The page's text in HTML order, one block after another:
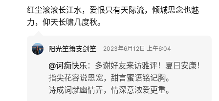
红尘滚滚长江水，爱恨只有天际流，倾城思念也魅
力，仰天长啸几度秋。
阳光笙箫支剑笙 2023年6月12日 上午6:04
@诃痴快乐 ： 多谢好友来访雅评！夏日安康！
指尖花容说恩宠，甜言蜜语铭记胸。
诗成词就幽情弄，情深意浓爱更重。